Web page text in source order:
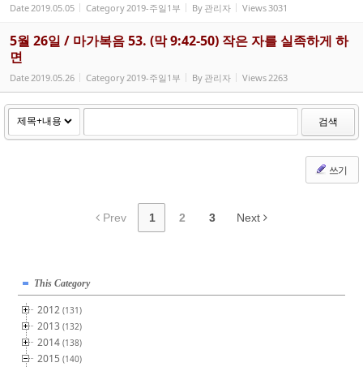
Date2019.05.05 Category2019-주일1부 By 관리자 Views3031
5월 26일 / 마가복음 53. (막 9:42-50) 작은 자를 실족하게 하
면
Date2019.05.26 Category2019-주일1부 By 관리자 Views2263
검색
쓰기
Prev 1 2 3 Next
This Category
2012(131)
2013(132)
2014(138)
2015(140)